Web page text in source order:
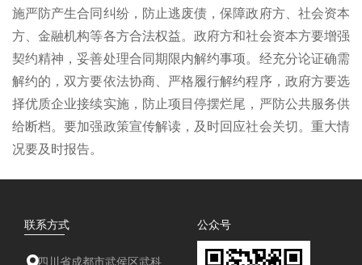
施严防产生合同纠纷，防止逃废债，保障政府方、社会资本
方、金融机构等各方合法权益。政府方和社会资本方要增强
契约精神，妥善处理合同期限内解约事项。经充分论证确需
解约的，双方要依法协商、严格履行解约程序，政府方要选
择优质企业接续实施，防止项目停摆烂尾，严防公共服务供
给断档。要加强政策宣传解读，及时回应社会关切。重大情
况要及时报告。
联系方式
四川省成都市武侯区武科
公众号